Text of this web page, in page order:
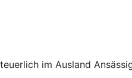
im Ausland